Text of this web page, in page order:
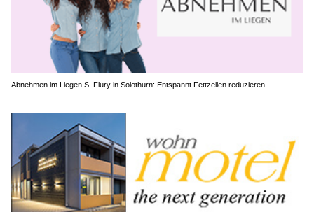
Abnehmen im Liegen S. Flury in Solothurn: Entspannt Fettzellen reduzieren